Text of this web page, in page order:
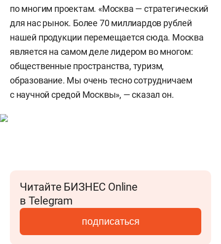
по многим проектам. «Москва — стратегический
для нас рынок. Более 70 миллиардов рублей
нашей продукции перемещается сюда. Москва
является на самом деле лидером во многом:
общественные пространства, туризм,
образование. Мы очень тесно сотрудничаем
с научной средой Москвы», — сказал он.
Читайте БИЗНЕС Online
в Telegram
подписаться